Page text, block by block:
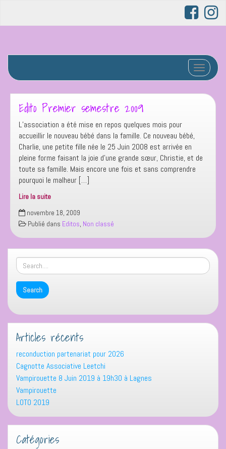
Afficher/
Edito Premier semestre 2009
L’association a été mise en repos quelques mois pour
accueillir le nouveau bébé dans la famille. Ce nouveau bébé,
Charlie, une petite fille née le 25 Juin 2008 est arrivée en
pleine forme faisant la joie d’une grande sœur, Christie, et de
toute sa famille. Mais encore une fois et sans comprendre
pourquoi le malheur […]
Lire la suite
Edito
Premier
semestre
2009
novembre 18, 2009
Publié dans Editos, Non classé
Articles récents
reconduction partenariat pour 2026
Cagnotte Associative Leetchi
Vampirouette 8 Juin 2019 à 19h30 à Lagnes
Vampirouette
LOTO 2019
Catégories